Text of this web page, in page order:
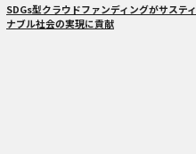
SDGs型クラウドファンディングがサスティ
ナブル社会の実現に貢献